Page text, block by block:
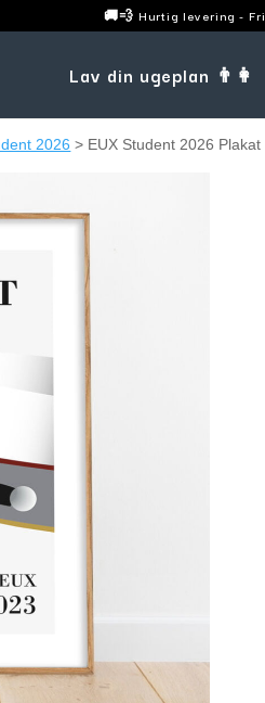
🚚💨 Hurtig levering -
Lav din ugeplan 👨‍👩
2026 > EUX Student 2026 Plakat